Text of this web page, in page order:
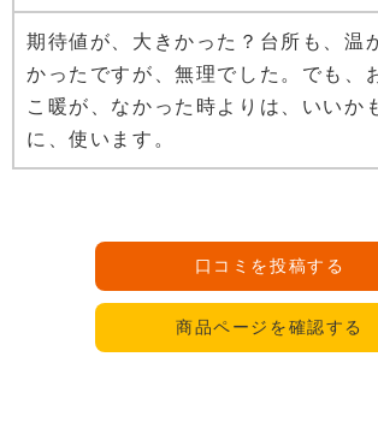
期待値が、大きかった？台所も、温
かったですが、無理でした。でも、
こ暖が、なかった時よりは、いいか
に、使います。
口コミを投稿する
商品ページを確認する